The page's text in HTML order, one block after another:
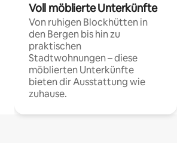
Voll möblierte Unterkünfte
Von ruhigen Blockhütten in
den Bergen bis hin zu
praktischen
Stadtwohnungen – diese
möblierten Unterkünfte
bieten dir Ausstattung wie
zuhause.